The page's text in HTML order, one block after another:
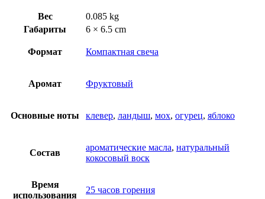
Вес
0.085 kg
Габариты
6 × 6.5 cm
Формат Компактная свеча
Аромат Фруктовый
Основные ноты клевер, ландыш, мох, огурец, яблоко
Состав
ароматические масла, натуральный
кокосовый воск
Время
использования
25 часов горения